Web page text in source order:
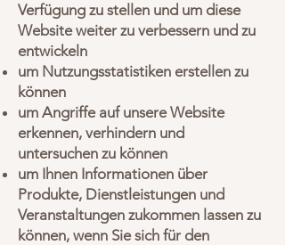
Verfügung zu stellen und um diese
Website weiter zu verbessern und zu
entwickeln
um Nutzungsstatistiken erstellen zu
können
um Angriffe auf unsere Website
erkennen, verhindern und
untersuchen zu können
um Ihnen Informationen über
Produkte, Dienstleistungen und
Veranstaltungen zukommen lassen zu
können, wenn Sie sich für den